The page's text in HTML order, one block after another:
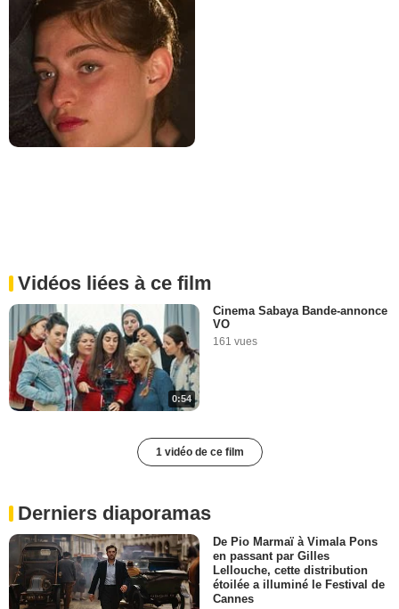
Vidéos liées à ce film
0:54
Cinema Sabaya Bande-annonce
VO
161 vues
1 vidéo de ce film
Derniers diaporamas
De Pio Marmaï à Vimala Pons
en passant par Gilles
Lellouche, cette distribution
étoilée a illuminé le Festival de
Cannes